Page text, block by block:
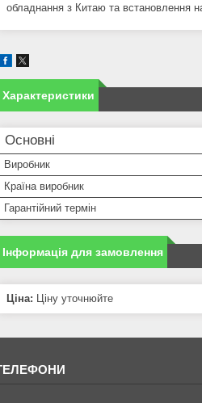
обладнання з Китаю та встановлення
Характеристики
Основні
Виробник
Країна виробник
Гарантійний термін
Інформація для замовлення
Ціна: Ціну уточнюйте